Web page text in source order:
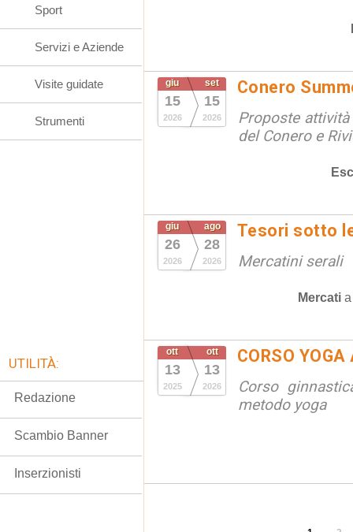
giu
15
2026
set
15
2026
Conero
Proposte
del Conero e
giu
26
2026
ago
28
2026
Tesori sotto
Mercatini serali
Mercati
ott
13
2025
ott
13
2026
CORSO
Corso
metodo yoga
Sport
Servizi e Aziende
Visite guidate
Strumenti
UTILITÀ:
Redazione
Scambio Banner
Inserzionisti